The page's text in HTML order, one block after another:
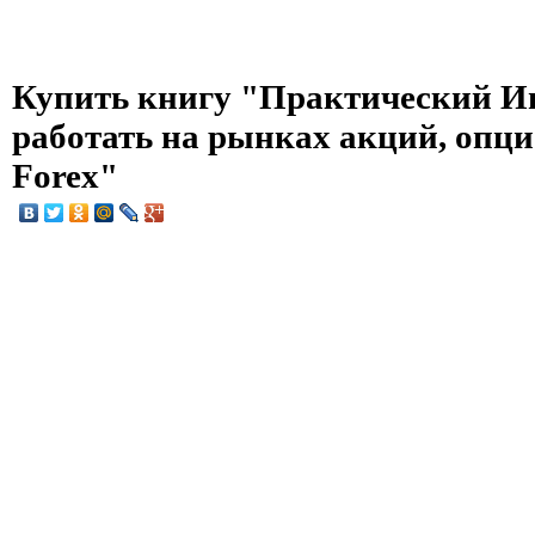
Купить книгу "Практический
работать на рынках акций,
Forex"